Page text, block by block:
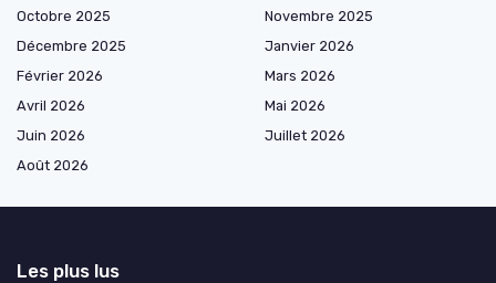
Octobre 2025
Novembre 2025
Décembre 2025
Janvier 2026
Février 2026
Mars 2026
Avril 2026
Mai 2026
Juin 2026
Juillet 2026
Août 2026
Les plus lus